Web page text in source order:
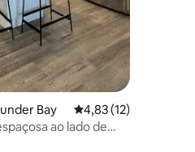
5, 95 avaliações
Bay 4,83 de uma
4,83 (12)
ao lado de